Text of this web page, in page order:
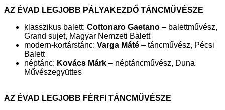
AZ ÉVAD LEGJOBB PÁLYAKEZDŐ TÁNCMŰVÉSZE
klasszikus balett: Cottonaro Gaetano – balettművész,
Grand sujet, Magyar Nemzeti Balett
modern-kortárstánc: Varga Máté – táncművész, Pécsi
Balett
néptánc: Kovács Márk – néptáncművész, Duna
Művészegyüttes
AZ ÉVAD LEGJOBB FÉRFI TÁNCMŰVÉSZE